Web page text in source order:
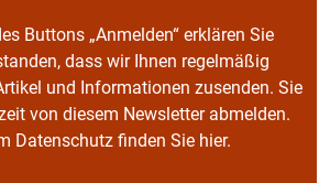
Buttons „Anmelden“ erklären Sie
dass wir Ihnen regelmäßig
und Informationen zusenden. Sie
von diesem Newsletter abmelden.
Datenschutz finden Sie hier.